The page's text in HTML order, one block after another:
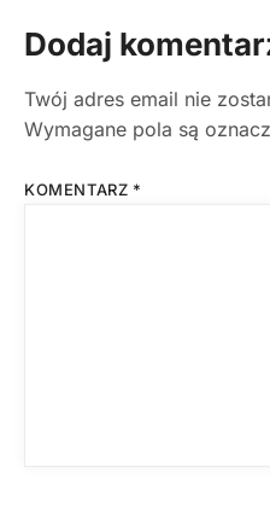
Dodaj
Twój adres email nie
Wymagane pola są
KOMENTARZ *